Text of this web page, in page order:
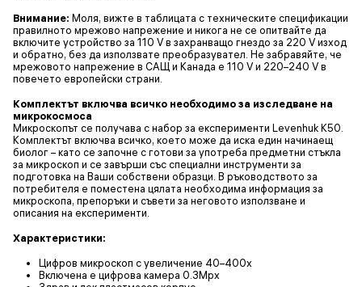
Внимание: Моля, вижте в таблицата с техническите спецификации
правилното мрежово напрежение и никога не се опитвайте да
включите устройство за 110 V в захранващо гнездо за 220 V изход
и обратно, без да използвате преобразувател. Не забравяйте, че
мрежовото напрежение в САЩ и Канада е 110 V и 220–240 V в
повечето европейски страни.
Комплектът включва всичко необходимо за изследване на
микрокосмоса
Микроскопът се получава с набор за експерименти Levenhuk K50.
Комплектът включва всичко, което може да иска един начинаещ
биолог – като се започне с готови за употреба предметни стъкла
за микроскоп и се завърши със специални инструменти за
подготовка на Ваши собствени образци. В ръководството за
потребителя е поместена цялата необходима информация за
микроскопа, препоръки и съвети за неговото използване и
описания на експерименти.
Характеристики:
Цифров микроскоп с увеличение 40–400x
Включена е цифрова камера 0.3Mpx